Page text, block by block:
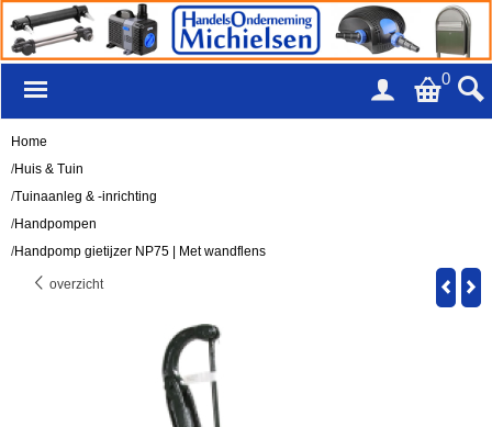
0
Home
/Huis & Tuin
/Tuinaanleg & -inrichting
/Handpompen
/Handpomp gietijzer NP75 | Met wandflens
overzicht